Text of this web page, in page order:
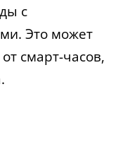
с
Это может
смарт-часов,